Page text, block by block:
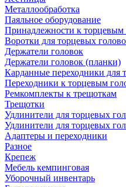
Металлообработка
Паяльное оборудование
Принадлежности к торцевым
Воротки для торцевых
Держатели головок
Держатели головок (планки)
Карданные переходники для
Переходники к торцевым
Ремкомплекты к трещоткам
Трещотки
Удлинители для торцевых
Удлинители для торцевых
Адаптеры и переходники
Разное
Крепеж
Мебель кемпинговая
Уборочный инвентарь